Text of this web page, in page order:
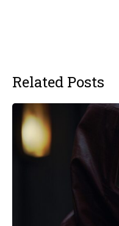
Related Posts